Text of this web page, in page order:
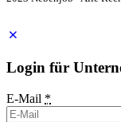
Login für
E-Mail *